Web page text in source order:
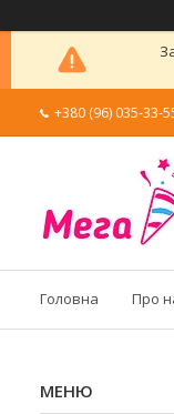
+380 (96) 035-33-
Головна Про